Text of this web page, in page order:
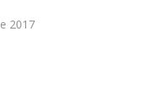
2017